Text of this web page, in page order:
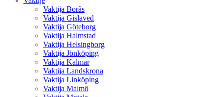
Vaktija Borås
Vaktija Gislaved
Vaktija Göteborg
Vaktija Halmstad
Vaktija Helsingborg
Vaktija Jönköping
Vaktija Kalmar
Vaktija Landskrona
Vaktija Linköping
Vaktija Malmö